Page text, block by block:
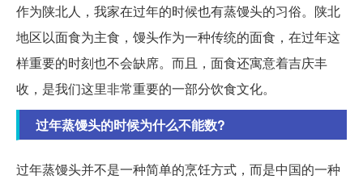
作为陕北人，我家在过年的时候也有蒸馒头的习俗。陕北
地区以面食为主食，馒头作为一种传统的面食，在过年这
样重要的时刻也不会缺席。而且，面食还寓意着吉庆丰
收，是我们这里非常重要的一部分饮食文化。
过年蒸馒头的时候为什么不能数?
过年蒸馒头并不是一种简单的烹饪方式，而是中国的一种